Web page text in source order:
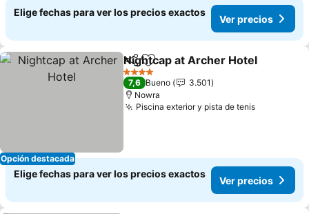
Elige fechas para ver los precios exactos
Ver precios
Opción destacada
CompartirAgregar a favoritos
Nightcap at Archer Hotel
4 Estrellas
7,6 Bueno
3.501
Nowra
Piscina exterior y pista de tenisVer
Elige fechas para ver los precios exactos
Ver precios